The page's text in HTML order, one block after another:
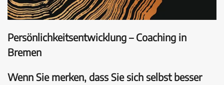
Persönlichkeitsentwicklung – Coaching in
Bremen
Wenn Sie merken, dass Sie sich selbst besser